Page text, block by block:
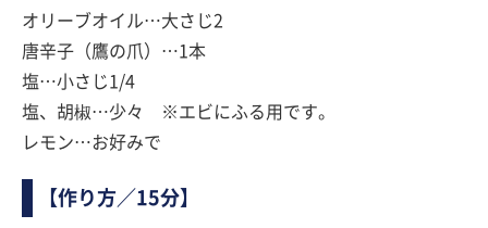
オリーブオイル…大さじ2
唐辛子（鷹の爪）…1本
塩…小さじ1/4
塩、胡椒…少々 ※エビにふる用です。
レモン…お好みで
【作り方／15分】